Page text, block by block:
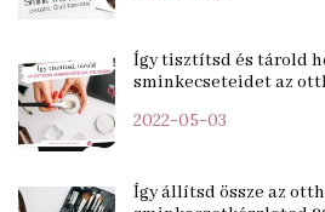
Így tisztítsd és tárold
sminkecseteidet az
2022-05-03
Így állítsd össze az